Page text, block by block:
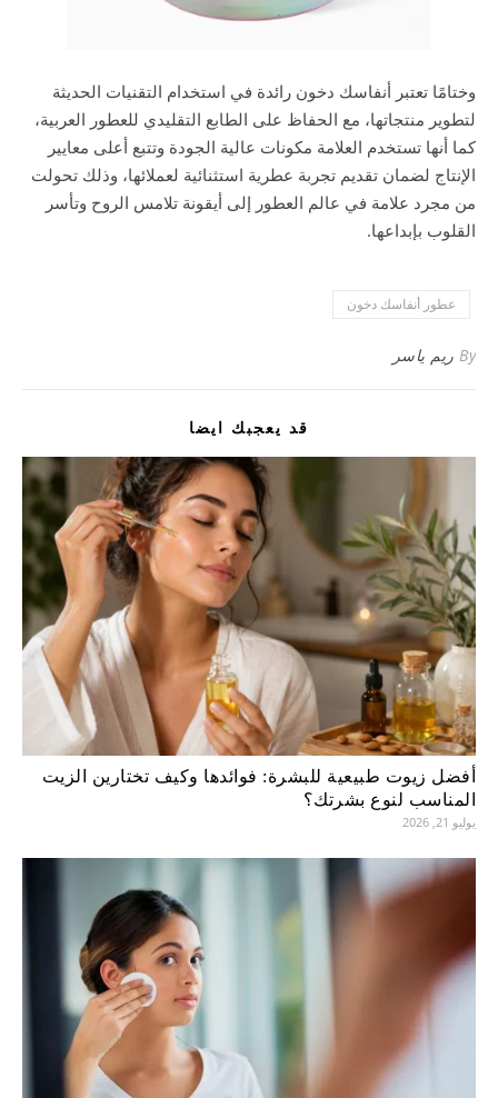
وختامًا تعتبر أنفاسك دخون رائدة في استخدام التقنيات الحديثة
لتطوير منتجاتها، مع الحفاظ على الطابع التقليدي للعطور العربية،
كما أنها تستخدم العلامة مكونات عالية الجودة وتتبع أعلى معايير
الإنتاج لضمان تقديم تجربة عطرية استثنائية لعملائها، وذلك تحولت
من مجرد علامة في عالم العطور إلى أيقونة تلامس الروح وتأسر
القلوب بإبداعها.
عطور أنفاسك دخون
By ريم ياسر
قد يعجبك ايضا
أفضل زيوت طبيعية للبشرة: فوائدها وكيف تختارين الزيت
المناسب لنوع بشرتك؟
يوليو 21, 2026